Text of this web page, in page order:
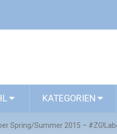
KATEGORIEN
Spring/Summer 2015 –